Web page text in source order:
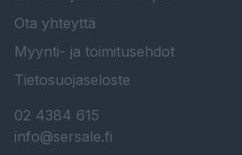
Ota yhteyttä
Myynti- ja toimitusehdot
Tietosuojaseloste
02 4384 615
info@sersale.fi